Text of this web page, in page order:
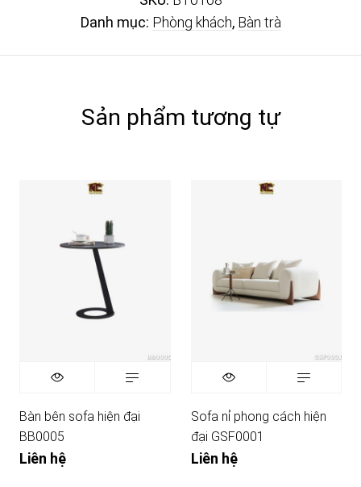
Danh mục: Phòng khách, Bàn trà
Sản phẩm tương tự
Bàn bên sofa hiện đại
BB0005
Liên hệ
Sofa nỉ phong cách hiện
đại GSF0001
Liên hệ